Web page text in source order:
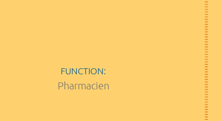
FUNCTION:
Pharmacien